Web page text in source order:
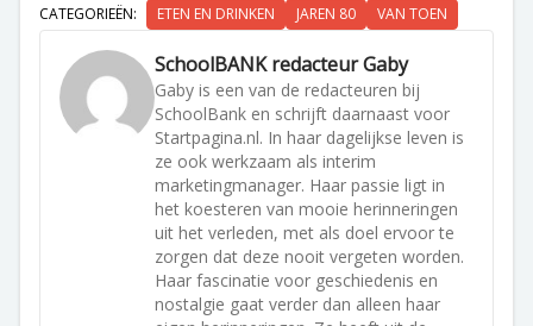
CATEGORIEËN: ETEN EN DRINKEN JAREN 80 VAN TOEN
SchoolBANK redacteur Gaby
Gaby is een van de redacteuren bij
SchoolBank en schrijft daarnaast voor
Startpagina.nl. In haar dagelijkse leven is
ze ook werkzaam als interim
marketingmanager. Haar passie ligt in
het koesteren van mooie herinneringen
uit het verleden, met als doel ervoor te
zorgen dat deze nooit vergeten worden.
Haar fascinatie voor geschiedenis en
nostalgie gaat verder dan alleen haar